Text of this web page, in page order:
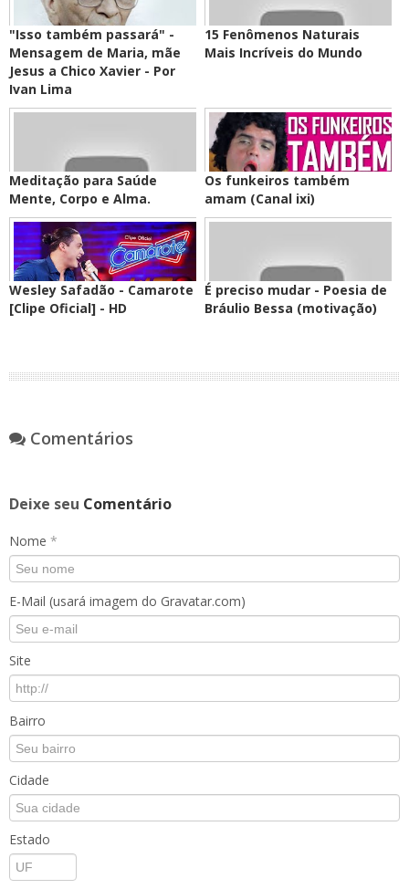
"Isso também passará" -
Mensagem de Maria, mãe
Jesus a Chico Xavier - Por
Ivan Lima
15 Fenômenos Naturais
Mais Incríveis do Mundo
Meditação para Saúde
Mente, Corpo e Alma.
Os funkeiros também
amam (Canal ixi)
Wesley Safadão - Camarote
[Clipe Oficial] - HD
É preciso mudar - Poesia de
Bráulio Bessa (motivação)
Comentários
Deixe seu Comentário
Nome *
E-Mail (usará imagem do Gravatar.com)
Site
Bairro
Cidade
Estado